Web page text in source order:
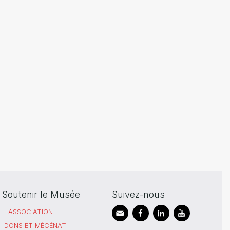
Soutenir le Musée
L'ASSOCIATION
DONS ET MÉCÉNAT
Suivez-nous